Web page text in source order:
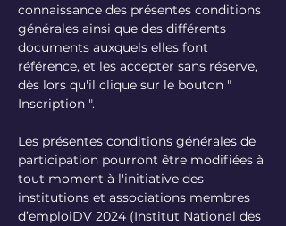
connaissance des présentes conditions
générales ainsi que des différents
documents auxquels elles font
référence, et les accepter sans réserve,
dès lors qu'il clique sur le bouton "
Inscription ".
Les présentes conditions générales de
participation pourront être modifiées à
tout moment à l'initiative des
institutions et associations membres
d’emploiDV 2024 (Institut National des